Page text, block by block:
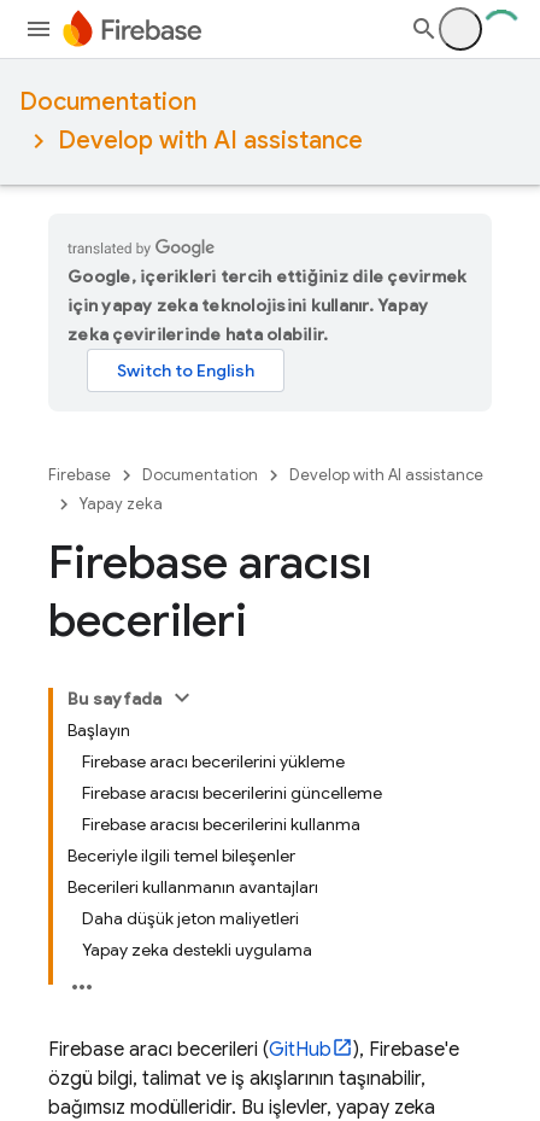
Documentation
Develop with AI assistance
Google, içerikleri tercih ettiğiniz dile çevirmek
için yapay zeka teknolojisini kullanır. Yapay
zeka çevirilerinde hata olabilir.
Firebase Documentation
Develop with AI assistance
Yapay zeka
Firebase aracısı
becerileri
Bu sayfada
Başlayın
Firebase aracı becerilerini yükleme
Firebase aracısı becerilerini güncelleme
Firebase aracısı becerilerini kullanma
Beceriyle ilgili temel bileşenler
Becerileri kullanmanın avantajları
Daha düşük jeton maliyetleri
Yapay zeka destekli uygulama
Firebase aracı becerileri (GitHub
), Firebase'e
özgü bilgi, talimat ve iş akışlarının taşınabilir,
bağımsız modülleridir. Bu işlevler, yapay zeka